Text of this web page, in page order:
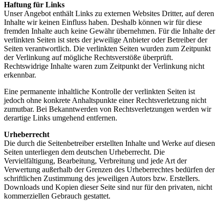
Haftung für Links
Unser Angebot enthält Links zu externen Websites Dritter, auf deren
Inhalte wir keinen Einfluss haben. Deshalb können wir für diese
fremden Inhalte auch keine Gewähr übernehmen. Für die Inhalte der
verlinkten Seiten ist stets der jeweilige Anbieter oder Betreiber der
Seiten verantwortlich. Die verlinkten Seiten wurden zum Zeitpunkt
der Verlinkung auf mögliche Rechtsverstöße überprüft.
Rechtswidrige Inhalte waren zum Zeitpunkt der Verlinkung nicht
erkennbar.
Eine permanente inhaltliche Kontrolle der verlinkten Seiten ist
jedoch ohne konkrete Anhaltspunkte einer Rechtsverletzung nicht
zumutbar. Bei Bekanntwerden von Rechtsverletzungen werden wir
derartige Links umgehend entfernen.
Urheberrecht
Die durch die Seitenbetreiber erstellten Inhalte und Werke auf diesen
Seiten unterliegen dem deutschen Urheberrecht. Die
Vervielfältigung, Bearbeitung, Verbreitung und jede Art der
Verwertung außerhalb der Grenzen des Urheberrechtes bedürfen der
schriftlichen Zustimmung des jeweiligen Autors bzw. Erstellers.
Downloads und Kopien dieser Seite sind nur für den privaten, nicht
kommerziellen Gebrauch gestattet.